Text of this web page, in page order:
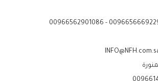
00966562901086 -